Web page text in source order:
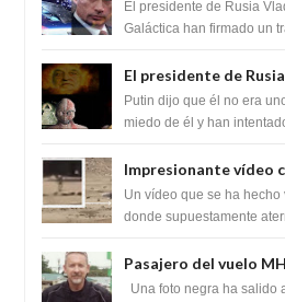
Federación Galactica
tratado para acabar
El presidente de Rusia
Galáctica han firmado un
El presidente de
clase dominante en
híbridos reptiles
Putin dijo que él no era
miedo de él y han
Impresionante vídeo
bajando de un OVNI
Un vídeo que se ha
donde supuestamente
Pasajero del vuelo
y texto desde la Isla
Una foto negra ha salido